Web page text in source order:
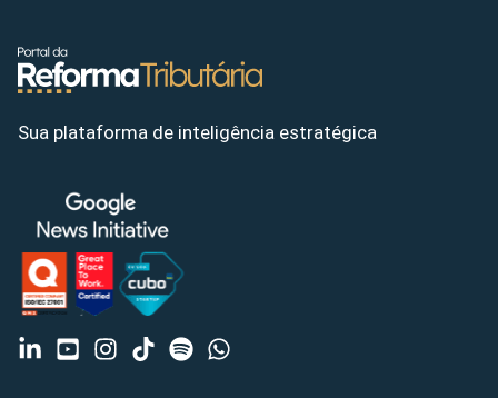
Sua plataforma de inteligência estratégica